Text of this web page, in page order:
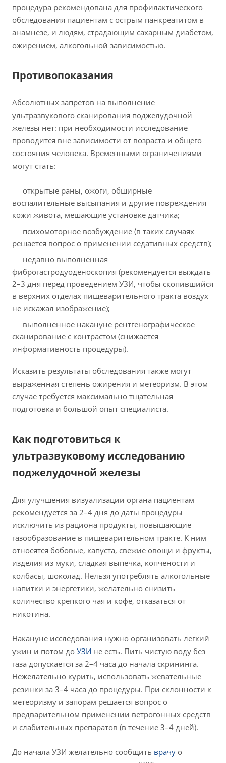
процедура рекомендована для профилактического
обследования пациентам с острым панкреатитом в
анамнезе, и людям, страдающим сахарным диабетом,
ожирением, алкогольной зависимостью.
Противопоказания
Абсолютных запретов на выполнение
ультразвукового сканирования поджелудочной
железы нет: при необходимости исследование
проводится вне зависимости от возраста и общего
состояния человека. Временными ограничениями
могут стать:
открытые раны, ожоги, обширные
воспалительные высыпания и другие повреждения
кожи живота, мешающие установке датчика;
психомоторное возбуждение (в таких случаях
решается вопрос о применении седативных средств);
недавно выполненная
фиброгастродуоденоскопия (рекомендуется выждать
2–3 дня перед проведением УЗИ, чтобы скопившийся
в верхних отделах пищеварительного тракта воздух
не искажал изображение);
выполненное накануне рентгенографическое
сканирование с контрастом (снижается
информативность процедуры).
Исказить результаты обследования также могут
выраженная степень ожирения и метеоризм. В этом
случае требуется максимально тщательная
подготовка и большой опыт специалиста.
Как подготовиться к
ультразвуковому исследованию
поджелудочной железы
Для улучшения визуализации органа пациентам
рекомендуется за 2–4 дня до даты процедуры
исключить из рациона продукты, повышающие
газообразование в пищеварительном тракте. К ним
относятся бобовые, капуста, свежие овощи и фрукты,
изделия из муки, сладкая выпечка, копчености и
колбасы, шоколад. Нельзя употреблять алкогольные
напитки и энергетики, желательно снизить
количество крепкого чая и кофе, отказаться от
никотина.
Накануне исследования нужно организовать легкий
ужин и потом до УЗИ не есть. Пить чистую воду без
газа допускается за 2–4 часа до начала скрининга.
Нежелательно курить, использовать жевательные
резинки за 3–4 часа до процедуры. При склонности к
метеоризму и запорам решается вопрос о
предварительном применении ветрогонных средств
и слабительных препаратов (в течение 3–4 дней).
До начала УЗИ желательно сообщить врачу о